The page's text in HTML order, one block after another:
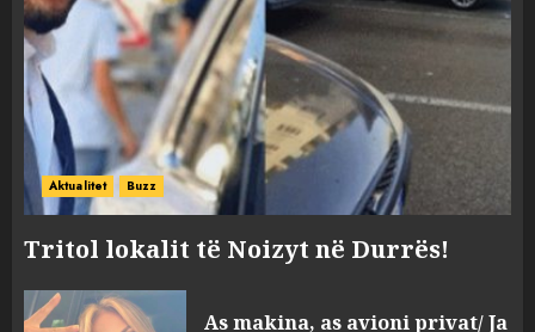
Aktualitet Buzz
Tritol lokalit të Noizyt në Durrës!
As makina, as avioni privat/ Ja